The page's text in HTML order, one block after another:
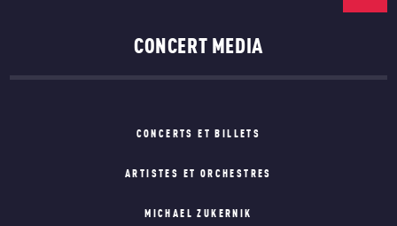
CONCERT MEDIA
CONCERTS ET BILLETS
ARTISTES ET ORCHESTRES
MICHAEL ZUKERNIK